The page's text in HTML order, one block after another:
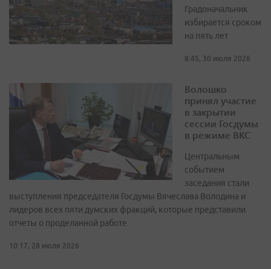
Градоначальник
избирается сроком
на пять лет
8:45, 30 июля 2026
Волошко
принял участие
в закрытии
сессии Госдумы
в режиме ВКС
Центральным
событием
заседания стали
выступления председателя Госдумы Вячеслава Володина и
лидеров всех пяти думских фракций, которые представили
отчеты о проделанной работе
10:17, 28 июля 2026